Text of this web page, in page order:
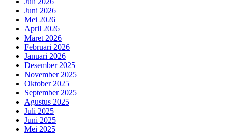
Juni 2026
Mei 2026
April 2026
Maret 2026
Februari 2026
Januari 2026
Desember 2025
November 2025
Oktober 2025
September 2025
Agustus 2025
Juli 2025
Juni 2025
Mei 2025